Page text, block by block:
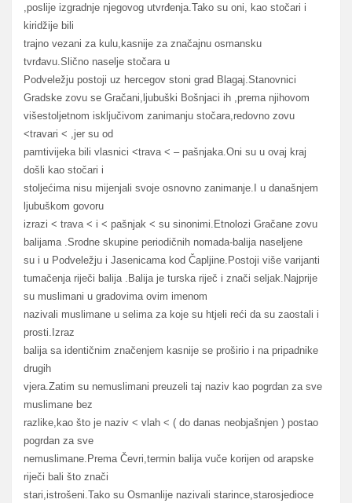
,poslije izgradnje njegovog utvrđenja.Tako su oni, kao stočari i
kiridžije bili
trajno vezani za kulu,kasnije za značajnu osmansku
tvrđavu.Slično naselje stočara u
Podveležju postoji uz hercegov stoni grad Blagaj.Stanovnici
Gradske zovu se Gračani,ljubuški Bošnjaci ih ,prema njihovom
višestoljetnom isključivom zanimanju stočara,redovno zovu
<travari < ,jer su od
pamtivijeka bili vlasnici <trava < – pašnjaka.Oni su u ovaj kraj
došli kao stočari i
stoljećima nisu mijenjali svoje osnovno zanimanje.I u današnjem
ljubuškom govoru
izrazi < trava < i < pašnjak < su sinonimi.Etnolozi Gračane zovu
balijama .Srodne skupine periodičnih nomada-balija naseljene
su i u Podveležju i Jasenicama kod Čapljine.Postoji više varijanti
tumačenja riječi balija .Balija je turska riječ i znači seljak.Najprije
su muslimani u gradovima ovim imenom
nazivali muslimane u selima za koje su htjeli reći da su zaostali i
prosti.Izraz
balija sa identičnim značenjem kasnije se proširio i na pripadnike
drugih
vjera.Zatim su nemuslimani preuzeli taj naziv kao pogrdan za sve
muslimane bez
razlike,kao što je naziv < vlah < ( do danas neobjašnjen ) postao
pogrdan za sve
nemuslimane.Prema Čevri,termin balija vuče korijen od arapske
riječi bali što znači
stari,istrošeni.Tako su Osmanlije nazivali starince,starosjedioce